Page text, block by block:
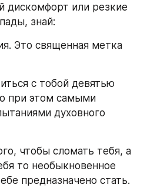
дискомфорт или резкие
знай:
Это священная метка
с тобой девятью
при этом самыми
духовного
чтобы сломать тебя, а
то необыкновенное
предназначено стать.